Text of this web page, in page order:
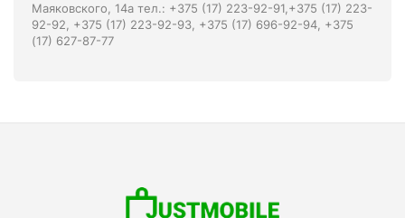
Маяковского, 14а тел.: +375 (17) 223-92-91,+375 (17) 223-
92-92, +375 (17) 223-92-93, +375 (17) 696-92-94, +375
(17) 627-87-77